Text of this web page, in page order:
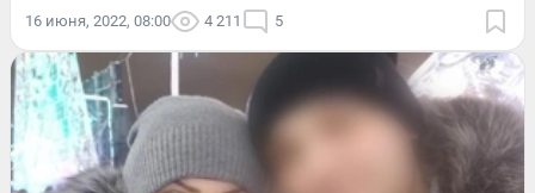
16 июня, 2022, 08:00 4 211 5